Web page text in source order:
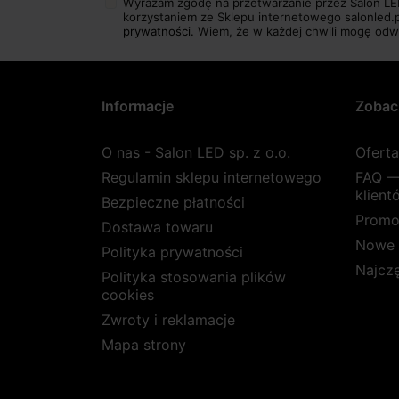
korzystaniem ze Sklepu internetowego
prywatności. Wiem, że w każdej chwili mogę
Informacje
O nas - Salon LED sp. z o.o.
Regulamin sklepu internetowego
Bezpieczne płatności
Dostawa towaru
Polityka prywatności
Polityka stosowania plików
cookies
Zwroty i reklamacje
Mapa strony
FAQ